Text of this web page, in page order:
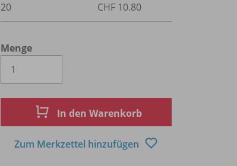
Menge
20 CHF 10.80
In den Warenkorb
Zum Merkzettel hinzufügen